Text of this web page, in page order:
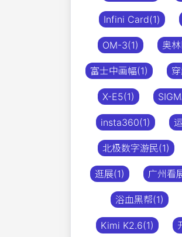
Infini Card(1)
OM-3(1) 奥
富士中画幅(1)
X-E5(1)
insta360(1)
北极数字游民(1)
逛展(1) 广州看
浴血黑帮(1)
Kimi K2.6(1)